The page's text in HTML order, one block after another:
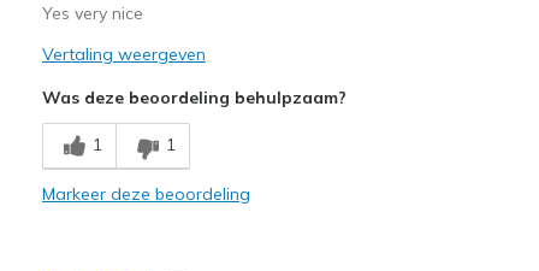
View On Shoes
Yes very nice
Vertaling weergeven
Was deze beoordeling behulpzaam?
1 1
Markeer deze beoordeling